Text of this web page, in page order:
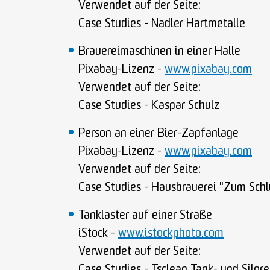
Verwendet auf der Seite:
Case Studies - Nadler Hartmetalle
Brauereimaschinen in einer Halle
Pixabay-Lizenz - www.pixabay.com
Verwendet auf der Seite:
Case Studies - Kaspar Schulz
Person an einer Bier-Zapfanlage
Pixabay-Lizenz - www.pixabay.com
Verwendet auf der Seite:
Case Studies - Hausbrauerei "Zum
Tanklaster auf einer Straße
iStock - www.istockphoto.com
Verwendet auf der Seite: